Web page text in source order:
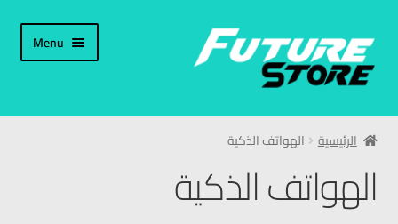
Menu
الرئيسية
الأجهزة الذكية
الرئيسية الهواتف الذكية
الهواتف الذكية